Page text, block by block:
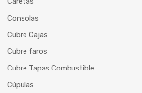
Consolas
Cubre Cajas
Cubre faros
Cubre Tapas Combustible
Cúpulas